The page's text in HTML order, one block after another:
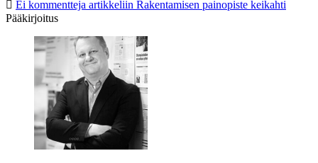
Ei kommentteja artikkeliin Rakentamisen painopiste keikahti
Pääkirjoitus